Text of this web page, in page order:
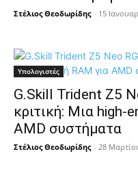
Στέλιος Θεοδωρίδης - 15
Υπολογιστές
G.Skill Trident Z5
κριτική: Μια high-
AMD συστήματα
Στέλιος Θεοδωρίδης - 28